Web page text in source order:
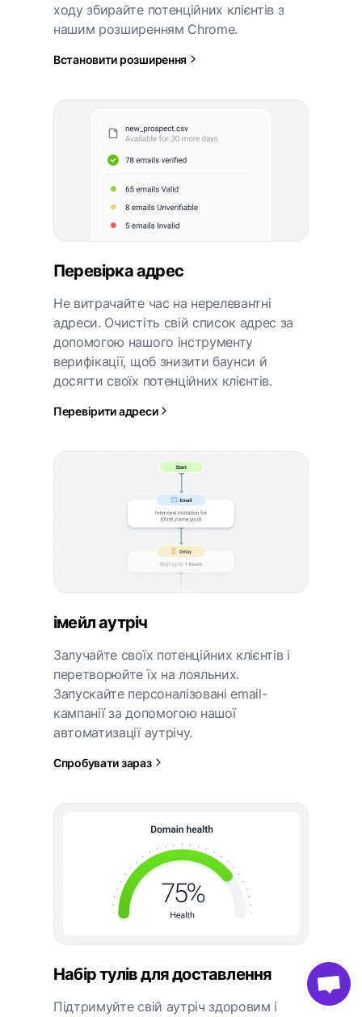
ходу збирайте потенційних клієнтів з
нашим розширенням Chrome.
Встановити розширення
Перевірка адрес
Не витрачайте час на нерелевантні
адреси. Очистіть свій список адрес за
допомогою нашого інструменту
верифікації, щоб знизити баунси й
досягти своїх потенційних клієнтів.
Перевірити адреси
імейл аутріч
Залучайте своїх потенційних клієнтів і
перетворюйте їх на лояльних.
Запускайте персоналізовані email-
кампанії за допомогою нашої
автоматизації аутрічу.
Спробувати зараз
Набір тулів для доставлення
Підтримуйте свій аутріч здоровим і